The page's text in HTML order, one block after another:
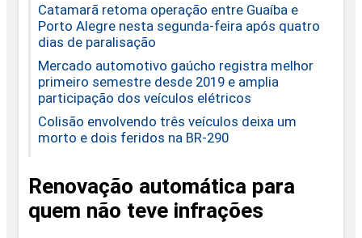
Catamarã retoma operação entre Guaíba e
Porto Alegre nesta segunda-feira após quatro
dias de paralisação
Mercado automotivo gaúcho registra melhor
primeiro semestre desde 2019 e amplia
participação dos veículos elétricos
Colisão envolvendo três veículos deixa um
morto e dois feridos na BR-290
Renovação automática para
quem não teve infrações